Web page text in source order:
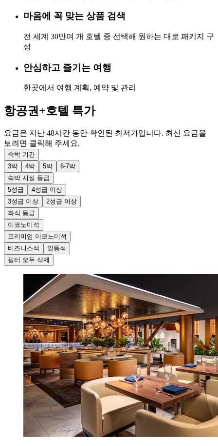
마음에 꼭 맞는 상품 검색
전 세계 30만여 개 호텔 중 선택해 원하는 대로 패키지 구
성
안심하고 즐기는 여행
한곳에서 여행 계획, 예약 및 관리
항공권+호텔 특가
요금은 지난 48시간 동안 확인된 최저가입니다. 최신 요금을
보려면 클릭해 주세요.
숙박 기간
3박
4박 5박
6-7박
숙박 시설 등급
5성급
4성급 이상
3성급 이상
2성급 이상
좌석 등급
이코노미석
프리미엄 이코노미석
비즈니스석
일등석
필터 모두 삭제